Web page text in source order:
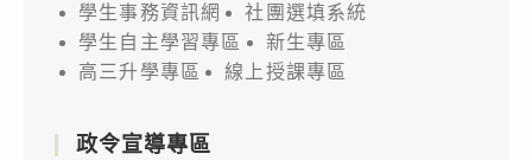
學生事務資訊網
社團選填系統
學生自主學習專區
新生專區
高三升學專區
線上授課專區
政令宣導專區